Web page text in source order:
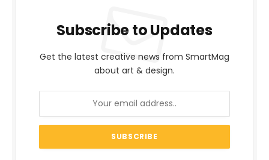
Subscribe to Updates
Get the latest creative news from SmartMag
about art & design.